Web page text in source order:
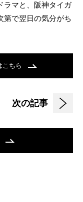
ラマと、阪神タイガ
第で翌日の気分がち
こちら
次の記事